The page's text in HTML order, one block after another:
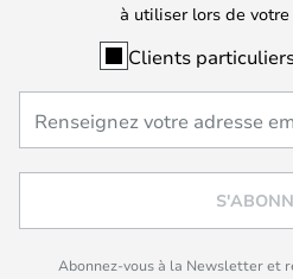
à utiliser lors de
Clients
Abonnez-vous à la Newsletter et